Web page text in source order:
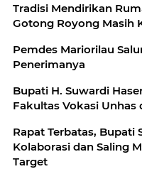
Tradisi Mendirikan
Gotong Royong Masih
Pemdes Mariorilau
Penerimanya
Bupati H. Suwardi
Fakultas Vokasi Unhas
Rapat Terbatas, Bupati
Kolaborasi dan Saling
Target